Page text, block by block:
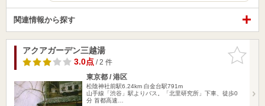
関連情報から探す
お気に入
りに追加
アクアガーデン三越湯
3.0点/ 2 件
東京都 / 港区
松陰神社前駅6.24km 白金台駅791m
山手線「渋谷」駅よりバス。「北里研究所」下車、徒歩0
分 首都高速…